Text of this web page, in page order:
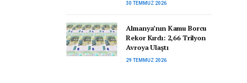
30 TEMMUZ 2026
Almanya’nın Kamu Borcu
Rekor Kırdı: 2,66 Trilyon
Avroya Ulaştı
29 TEMMUZ 2026